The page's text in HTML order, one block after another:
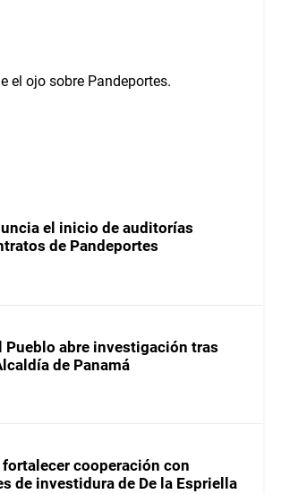
el inicio de auditorías
de Pandeportes
Pueblo abre investigación tras
de Panamá
cooperación con
de investidura de De la Espriella